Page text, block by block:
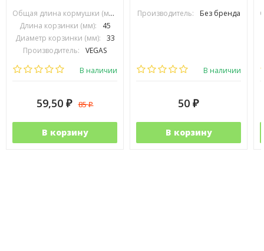
Общая длина кормушки (мм):
Длина корзинки (мм):
45
Диаметр корзинки (мм):
33
Производитель:
VEGAS
В наличии
59,50 ₽ 85₽
В корзину
Производитель: Без бренда
В наличии
50 ₽
В корзину